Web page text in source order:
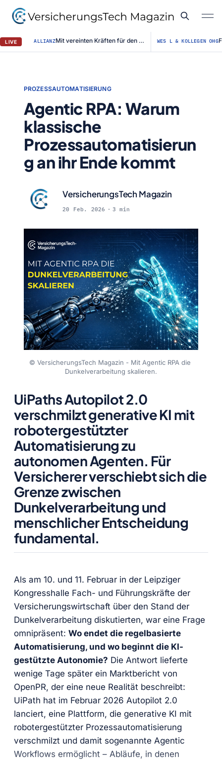
LIVE ALLIANZ Mit vereinten Kräften für den Straßenerhalt / Allianz für #BESSERESTRASSEN ge... WES L & KOLLEGEN OHG
PROZESSAUTOMATISIERUNG
Agentic RPA: Warum
klassische
Prozessautomatisierun
g an ihr Ende kommt
VersicherungsTech Magazin
20 Feb. 2026 3 min
© VersicherungsTech Magazin - Mit Agentic RPA die
Dunkelverarbeitung skalieren.
UiPaths Autopilot 2.0
verschmilzt generative KI mit
robotergestützter
Automatisierung zu
autonomen Agenten. Für
Versicherer verschiebt sich die
Grenze zwischen
Dunkelverarbeitung und
menschlicher Entscheidung
fundamental.
Als am 10. und 11. Februar in der Leipziger
Kongresshalle Fach- und Führungskräfte der
Versicherungswirtschaft über den Stand der
Dunkelverarbeitung diskutierten, war eine Frage
omnipräsent: Wo endet die regelbasierte
Automatisierung, und wo beginnt die KI-
gestützte Autonomie? Die Antwort lieferte
wenige Tage später ein Marktbericht von
OpenPR, der eine neue Realität beschreibt:
UiPath hat im Februar 2026 Autopilot 2.0
lanciert, eine Plattform, die generative KI mit
robotergestützter Prozessautomatisierung
verschmilzt und damit sogenannte Agentic
Workflows ermöglicht – Abläufe, in denen